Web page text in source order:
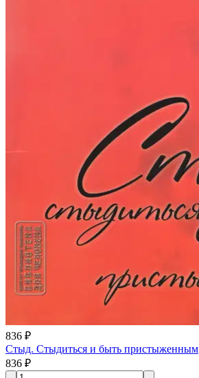
836 ₽
Стыд. Стыдиться и быть пристыженным
836 ₽